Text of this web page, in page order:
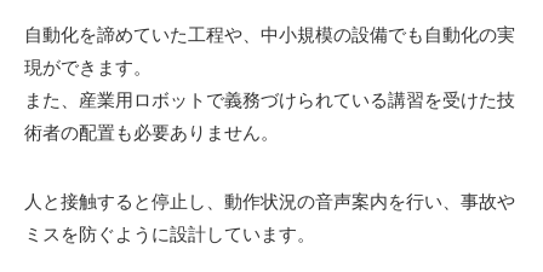
自動化を諦めていた工程や、中小規模の設備でも自動化の実
現ができます。
また、産業用ロボットで義務づけられている講習を受けた技
術者の配置も必要ありません。
人と接触すると停止し、動作状況の音声案内を行い、事故や
ミスを防ぐように設計しています。